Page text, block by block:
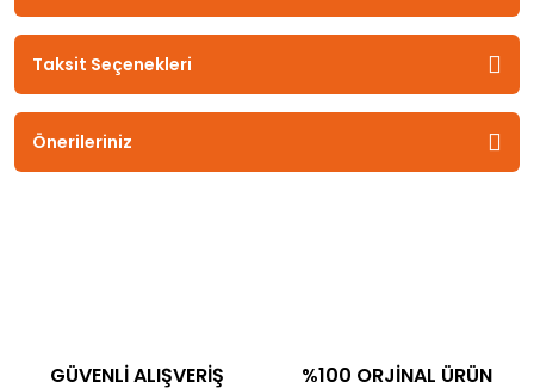
Taksit Seçenekleri
Önerileriniz
GÜVENLİ ALIŞVERİŞ %100 ORJİNAL ÜRÜN